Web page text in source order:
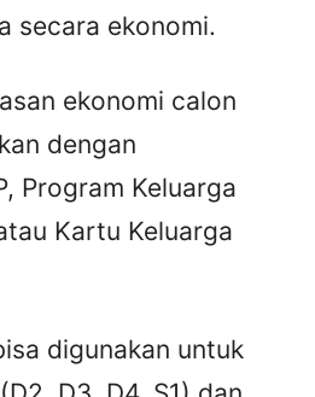
secara ekonomi.
ekonomi calon
dengan
Program Keluarga
Kartu Keluarga
digunakan untuk